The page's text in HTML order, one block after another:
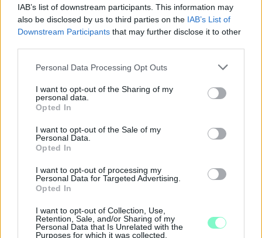
IAB’s list of downstream participants. This information may
also be disclosed by us to third parties on the IAB’s List of
Downstream Participants that may further disclose it to other
Please note that this website/app uses one or more Google
not limited to your visit or usage behaviour. You may click to
grant or deny consent to Google and its third-party tags to
use your data for below specified purposes in below Google
consent section.
Personal Data Processing Opt Outs
I want to opt-out of the Sharing of my
personal data.
Opted In
I want to opt-out of the Sale of my
Personal Data.
Opted In
I want to opt-out of processing my
Personal Data for Targeted Advertising.
Opted In
I want to opt-out of Collection, Use,
Retention, Sale, and/or Sharing of my
Personal Data that Is Unrelated with the
Purposes for which it was collected.
NŐVERŐ SZOMBATHELYI FÉRFI ELLEN EMELT
VÁDAT AZ ÜGYÉSZSÉG
A férfi a nyílt utcán kezdte verni áldozatát.
Szólj hozzá!